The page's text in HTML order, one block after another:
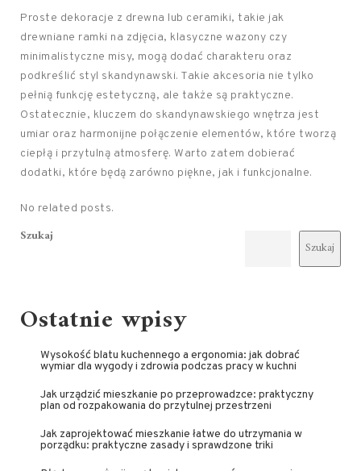
Proste dekoracje z drewna lub ceramiki, takie jak
drewniane ramki na zdjęcia, klasyczne wazony czy
minimalistyczne misy, mogą dodać charakteru oraz
podkreślić styl skandynawski. Takie akcesoria nie tylko
pełnią funkcję estetyczną, ale także są praktyczne.
Ostatecznie, kluczem do skandynawskiego wnętrza jest
umiar oraz harmonijne połączenie elementów, które tworzą
ciepłą i przytulną atmosferę. Warto zatem dobierać
dodatki, które będą zarówno piękne, jak i funkcjonalne.
No related posts.
Szukaj
Szukaj
Ostatnie wpisy
Wysokość blatu kuchennego a ergonomia: jak dobrać
wymiar dla wygody i zdrowia podczas pracy w kuchni
Jak urządzić mieszkanie po przeprowadzce: praktyczny
plan od rozpakowania do przytulnej przestrzeni
Jak zaprojektować mieszkanie łatwe do utrzymania w
porządku: praktyczne zasady i sprawdzone triki